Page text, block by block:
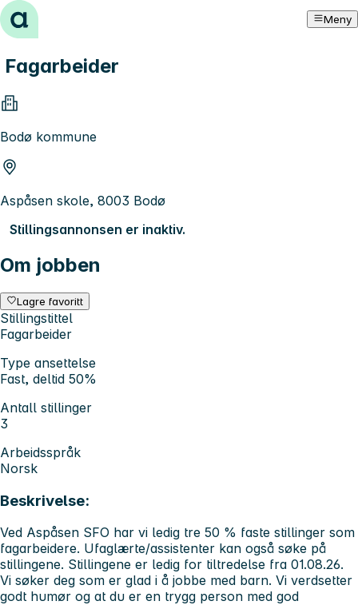
Hopp til innhold Meny
Fagarbeider
Bodø kommune
Aspåsen skole, 8003 Bodø
Stillingsannonsen er inaktiv.
Om jobben
Lagre favoritt
Stillingstittel
Fagarbeider
Type ansettelse
Fast, deltid 50%
Antall stillinger
3
Arbeidsspråk
Norsk
Beskrivelse:
Ved Aspåsen SFO har vi ledig tre 50 % faste stillinger som
fagarbeidere. Ufaglærte/assistenter kan også søke på
stillingene. Stillingene er ledig for tiltredelse fra 01.08.26.
Vi søker deg som er glad i å jobbe med barn. Vi verdsetter
godt humør og at du er en trygg person med god